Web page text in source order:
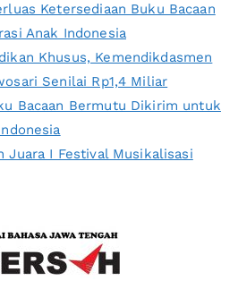
Ketersediaan Buku Bacaan
Anak Indonesia
Khusus, Kemendikdasmen
Senilai Rp1,4 Miliar
Bacaan Bermutu Dikirim untuk
Juara I Festival Musikalisasi